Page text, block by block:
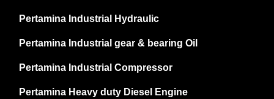
Pertamina Industrial Hydraulic
Pertamina Industrial gear & bearing Oil
Pertamina Industrial Compressor
Pertamina Heavy duty Diesel Engine